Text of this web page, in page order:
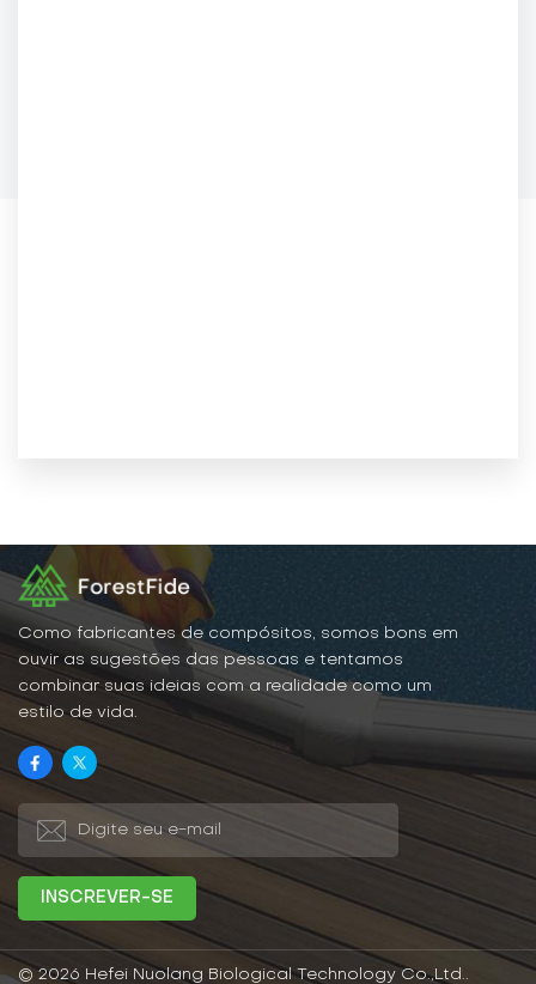
Como fabricantes de compósitos, somos bons em
ouvir as sugestões das pessoas e tentamos
combinar suas ideias com a realidade como um
estilo de vida.
© 2026 Hefei Nuolang Biological Technology Co.,Ltd..